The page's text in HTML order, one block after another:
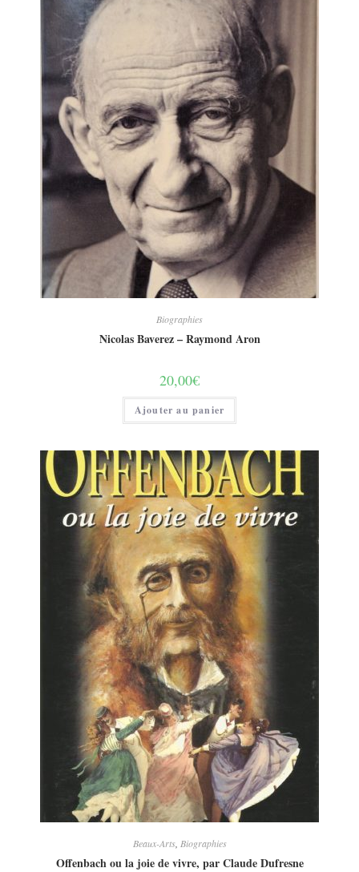
Biographies
Nicolas Baverez – Raymond Aron
20,00€
Ajouter au panier
Beaux-Arts, Biographies
Offenbach ou la joie de vivre, par Claude Dufresne